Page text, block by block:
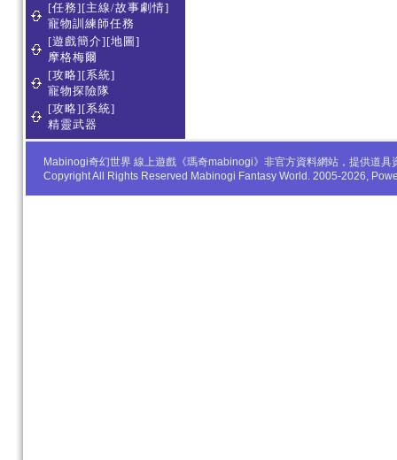
[任務][主線/故事劇情]
寵物訓練師任務
[遊戲簡介][地圖]
摩格梅爾
[攻略][系統]
寵物探險隊
[攻略][系統]
精靈武器
Mabinogi奇幻世界 線上遊戲《瑪奇mabinogi》非官方資料網站，提供道
Copyright All Rights Reserved Mabinogi Fantasy World. 2005-2026,